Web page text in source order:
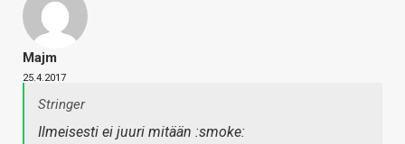
Majm
25.4.2017
Stringer
Ilmeisesti ei juuri mitään :smoke: